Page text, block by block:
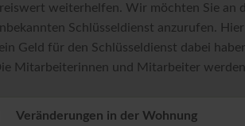
weiterhelfen. Wir möchten Sie an
Schlüsseldienst anzurufen.
Geld für den Schlüsseldienst dabei
Mitarbeiterinnen und Mitarbeiter
Veränderungen in der Wohnung